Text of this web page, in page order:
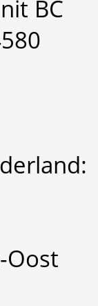
BC
Oost